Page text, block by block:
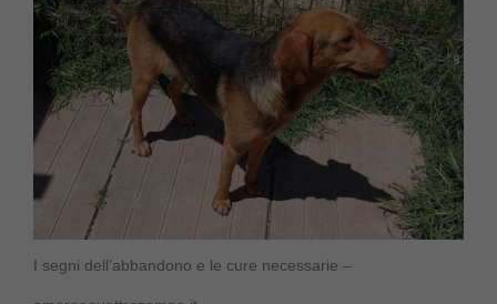
I segni dell’abbandono e le cure necessarie –